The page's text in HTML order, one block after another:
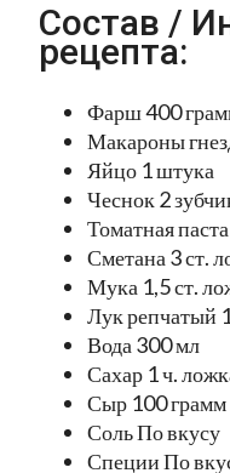
Состав /
рецепта:
Фарш 400
Макароны
Яйцо 1 штука
Чеснок 2
Томатная
Сметана 3 ст.
Мука 1,5 ст.
Лук репчатый
Вода 300 мл
Сахар 1 ч.
Сыр 100 грамм
Соль По вкусу
Специи По